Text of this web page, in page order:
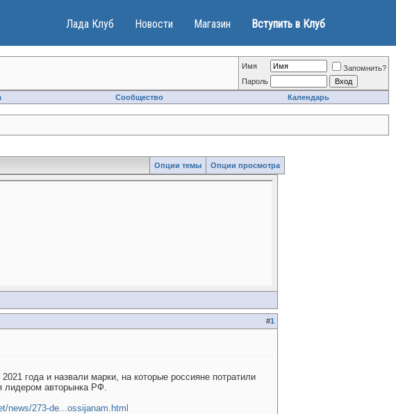
Лада Клуб Новости Магазин Вступить в Клуб
Имя
Запомнить?
Пароль
Сообщество Календарь
Опции темы Опции просмотра
#1
года и назвали марки, на которые россияне потратили
лидером авторынка РФ.
news/273-de...ossijanam.html